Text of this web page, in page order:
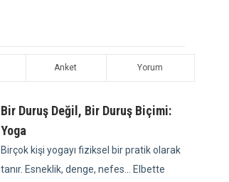
Anket Yorum
Bir Duruş Değil, Bir Duruş Biçimi:
Yoga
Birçok kişi yogayı fiziksel bir pratik olarak
tanır. Esneklik, denge, nefes... Elbette